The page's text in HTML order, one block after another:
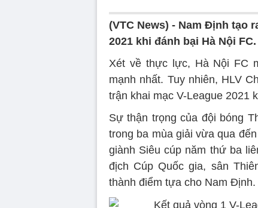
(VTC News) - Nam Định tạo
2021 khi đánh bại Hà Nội FC.
Xét về thực lực, Hà Nội FC
mạnh nhất. Tuy nhiên, HLV
trận khai mạc V-League 2021
Sự thận trọng của đội bóng
trong ba mùa giải vừa qua
giành Siêu cúp năm thứ ba
địch Cúp Quốc gia, sân
thành điểm tựa cho Nam Định.